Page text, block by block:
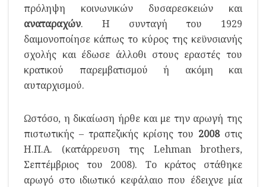
πρόληψη κοινωνικών δυσαρεσκειών και
αναταραχών. Η συνταγή του 1929
δαιμονοποίησε κάπως το κύρος της κεϋνσιανής
σχολής και έδωσε άλλοθι στους εραστές του
κρατικού παρεμβατισμού ή ακόμη και
αυταρχισμού.
Ωστόσο, η δικαίωση ήρθε και με την αρωγή της
πιστωτικής – τραπεζικής κρίσης του 2008στις
Η.Π.Α. (κατάρρευση της Lehman brothers,
Σεπτέμβριος του 2008). Το κράτος στάθηκε
αρωγό στο ιδιωτικό κεφάλαιο που έδειχνε μία